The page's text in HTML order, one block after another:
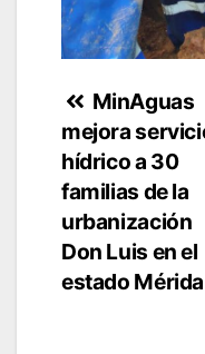
de
entradas
MinAguas
mejora
hídrico a 30
familias de la
urbanización
Don Luis en el
estado Mérida